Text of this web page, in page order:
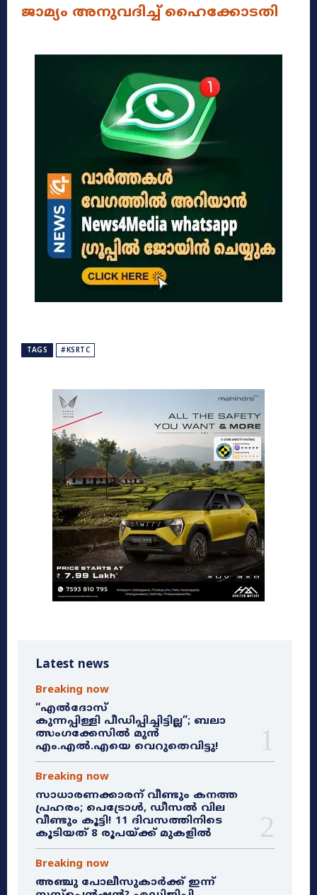
ജാമ്യം അനുവദിച്ച് ഹൈക്കോടതി
TAGS #KSRTC
Latest news
Breaking now
“എൽദോസ്
കുന്നപ്പിള്ളി പീഡിപ്പിച്ചിട്ടില്ല”; ബലാ
ത്സംഗക്കേസിൽ മുൻ
എം.എൽ.എയെ വെറുതെവിട്ടു!
Breaking now
സാധാരണക്കാരന് വീണ്ടും കനത്ത
പ്രഹരം; പെട്രോൾ, ഡീസൽ വില
വീണ്ടും കൂട്ടി! 11 ദിവസത്തിനിടെ
കൂടിയത് 8 രൂപയ്ക്ക് മുകളിൽ
Breaking now
അഞ്ചു പോലീസുകാർക്ക് ഇന്ന്